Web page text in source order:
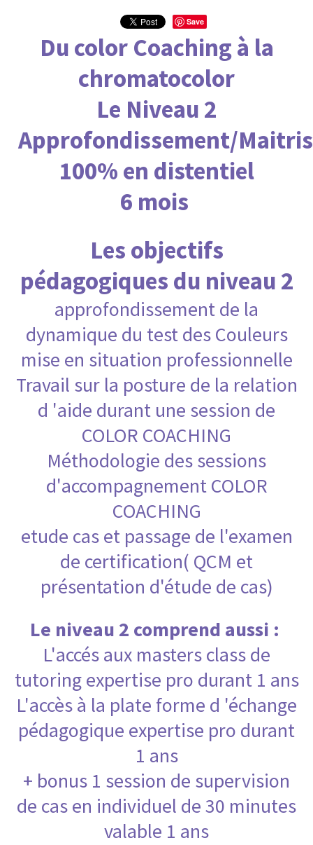
Save
Du color Coaching à la
chromatocolor
Le Niveau 2
Approfondissement/
100% en distentiel
6 mois
Les objectifs
pédagogiques du niveau 2
approfondissement de la
dynamique du test des Couleurs
mise en situation professionnelle
Travail sur la posture de la relation
d 'aide durant une session de
COLOR COACHING
Méthodologie des sessions
d'accompagnement COLOR
COACHING
etude cas et passage de l'examen
de certification( QCM et
présentation d'étude de cas)
Le niveau 2 comprend aussi :
L'accés aux masters class de
tutoring expertise pro durant 1 ans
L'accès à la plate forme d 'échange
pédagogique expertise pro durant
1 ans
+ bonus 1 session de supervision
de cas en individuel de 30 minutes
valable 1 ans